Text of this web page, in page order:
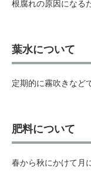
根腐れの原因になる
葉水について
定期的に霧吹きなど
肥料について
春から秋にかけて月